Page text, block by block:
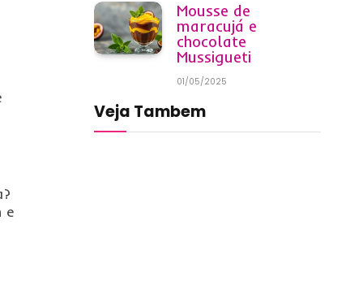
e
Mousse de
maracujá e
chocolate
Mussigueti
01/05/2025
Veja Tambem